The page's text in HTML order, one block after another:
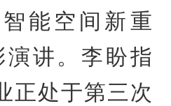
能空间新重
讲。李盼指
正处于第三次